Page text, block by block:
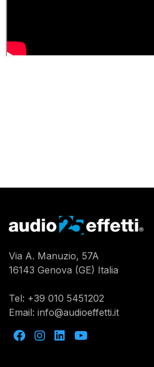
Via A. Manuzio, 57A
16143 Genova (GE) Italia
Tel: +39 010 5451202
Email: info@audioeffetti.it